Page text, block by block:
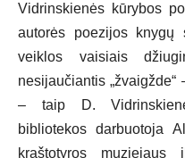
Vidrinskienės kūrybos
autorės poezijos knygų
veiklos vaisiais
nesijaučiantis
– taip D.
bibliotekos darbuotoja
kraštotyros muziejaus